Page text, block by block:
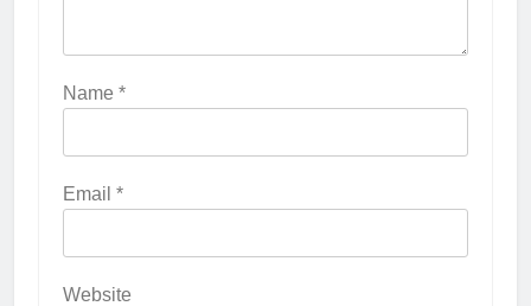
Name *
Email *
Website